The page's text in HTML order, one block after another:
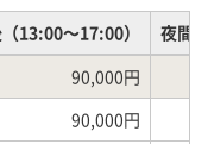
13:00～17:00）
夜間
90,000円
90,000円